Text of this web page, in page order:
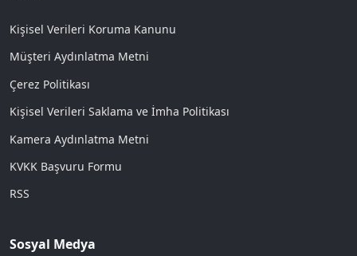
Kişisel Verileri Koruma Kanunu
Müşteri Aydınlatma Metni
Çerez Politikası
Kişisel Verileri Saklama ve İmha Politikası
Kamera Aydınlatma Metni
KVKK Başvuru Formu
RSS
Sosyal Medya